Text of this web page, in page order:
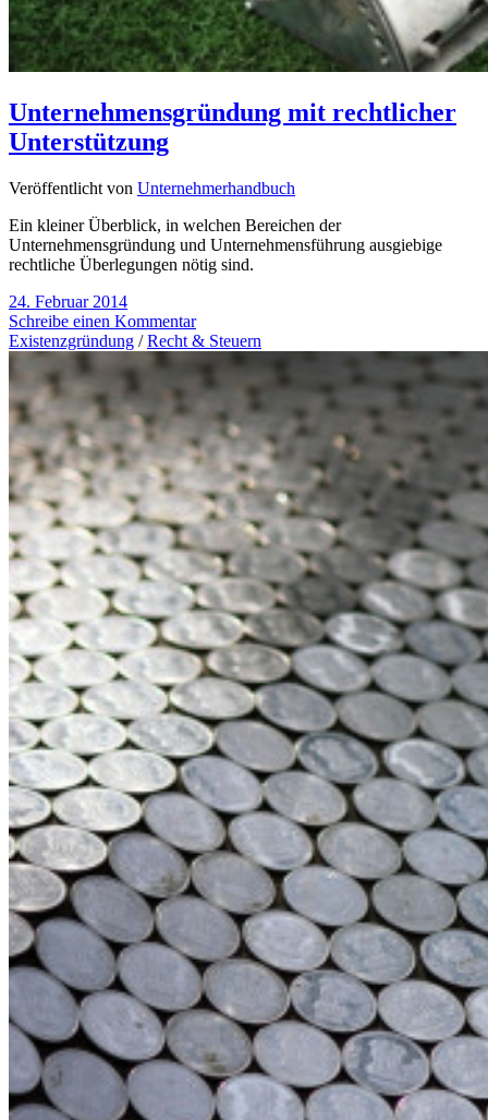
Unternehmensgründung mit rechtlicher
Unterstützung
Veröffentlicht von Unternehmerhandbuch
Ein kleiner Überblick, in welchen Bereichen der
Unternehmensgründung und Unternehmensführung ausgiebige
rechtliche Überlegungen nötig sind.
24. Februar 2014
Schreibe einen Kommentar
Existenzgründung /Recht & Steuern